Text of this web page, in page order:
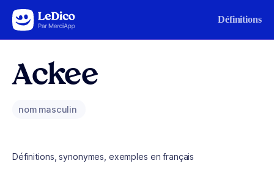
Aller au contenu Définitions
Ackee
nom masculin
Définitions, synonymes, exemples en français